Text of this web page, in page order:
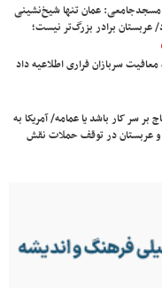
عمان تنها شیخ‌نشینی
عربستان برادر بزرگ‌تر نیست؛
سربازان فراری اطلاعیه داد
سر کار باشد یا عمامه/ آمریکا به
عربستان در توقف حملات نقش